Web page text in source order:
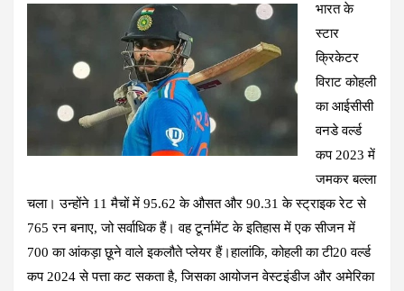
o
o
p
e
gr
a
m
tt
er es
t
ail ar
e
भारत के
स्टार
क्रिकेटर
विराट कोहली
का आईसीसी
वनडे वर्ल्ड
कप 2023 में
जमकर बल्ला
चला। उन्होंने 11 मैचों में 95.62 के औसत और 90.31 के स्ट्राइक रेट से
765 रन बनाए, जो सर्वाधिक हैं। वह टूर्नामेंट के इतिहास में एक सीजन में
700 का आंकड़ा छूने वाले इकलौते प्लेयर हैं।हालांकि, कोहली का टी20 वर्ल्ड
कप 2024 से पत्ता कट सकता है, जिसका आयोजन वेस्टइंडीज और अमेरिका